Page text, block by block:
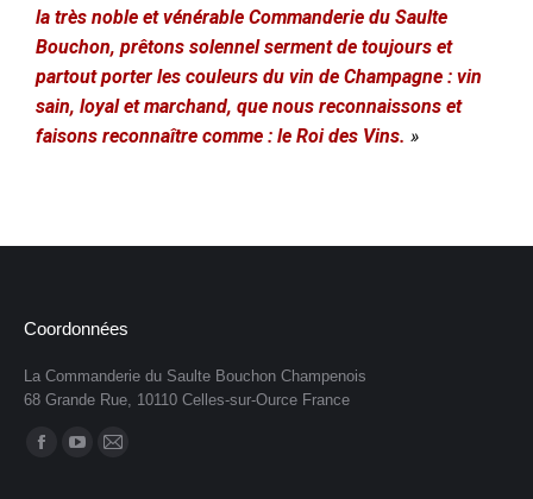
la très noble et vénérable Commanderie du Saulte
Bouchon, prêtons solennel serment de toujours et
partout porter les couleurs du vin de Champagne : vin
sain, loyal et marchand, que nous reconnaissons et
faisons reconnaître comme : le Roi des Vins. »
Coordonnées
La Commanderie du Saulte Bouchon Champenois
68 Grande Rue, 10110 Celles-sur-Ource France
Trouvez nous sur :